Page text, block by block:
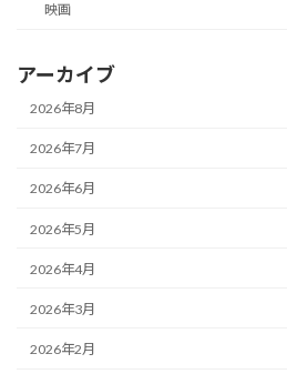
映画
アーカイブ
2026年8月
2026年7月
2026年6月
2026年5月
2026年4月
2026年3月
2026年2月